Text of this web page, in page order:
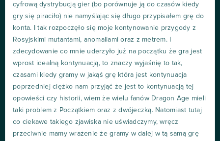
cyfrową dystrybucją gier (bo porównuje ją do czasów kiedy
gry się piraciło) nie namyślając się długo przypisałem grę do
konta. I tak rozpoczęło się moje kontynowanie przygody z
Rosyjskimi mutantami, anomaliami oraz z metrem. I
zdecydowanie co mnie uderzyło już na początku że gra jest
wprost idealną kontynuacją, to znaczy wyjaśnię to tak,
czasami kiedy gramy w jakąś grę która jest kontynuacja
poprzedniej ciężko nam przyjąć że jest to kontynuacją tej
opowieści czy historii, wiem że wielu fanów Dragon Age mieli
taki problem z Początkiem oraz z dwójeczką. Natomiast tutaj
co ciekawe takiego zjawiska nie uświadczymy, wręcz
przeciwnie mamy wrażenie że gramy w dalej w tą samą grę